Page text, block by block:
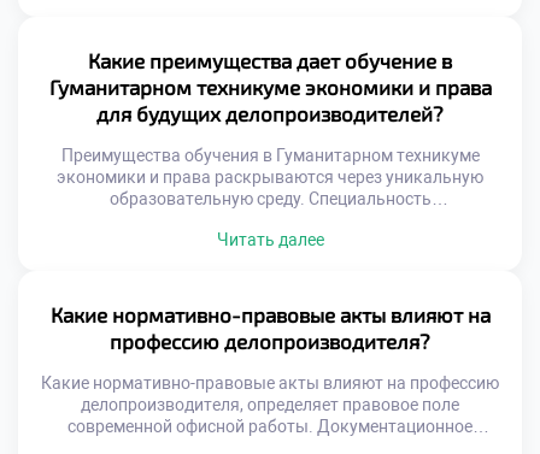
не просто текст, а элемент бизнес-процесса.
Эффективность документооборота напрямую влияет на
скорость принятия управленческих решений. Задержки
[…]
Какие преимущества дает обучение в
Гуманитарном техникуме экономики и права
для будущих делопроизводителей?
Преимущества обучения в Гуманитарном техникуме
экономики и права раскрываются через уникальную
образовательную среду. Специальность
современные гуманитарные ценности. Студенты
специалистов особое профессиональное мышление и
этику. Теоретические знания тесно переплетаются с
практикой реального документооборота. Выпускники
Читать далее
Какие нормативно-правовые акты влияют на
профессию делопроизводителя?
Какие нормативно-правовые акты влияют на профессию
делопроизводителя, определяет правовое поле
современной офисной работы. Документационное